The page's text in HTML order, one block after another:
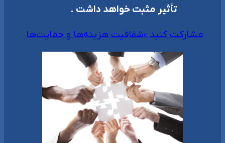
تأثیر مثبت خواهد داشت .
مشارکت کنید »شفافیت هزینه‌ها و حمایت‌ها